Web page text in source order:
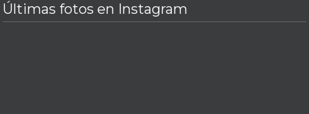
Últimas fotos en Instagram